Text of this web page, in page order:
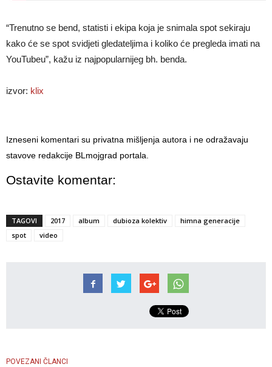
“Trenutno se bend, statisti i ekipa koja je snimala spot sekiraju
kako će se spot svidjeti gledateljima i koliko će pregleda imati na
YouTubeu”, kažu iz najpopularnijeg bh. benda.
izvor: klix
Izneseni komentari su privatna mišljenja autora i ne odražavaju
stavove redakcije BLmojgrad portala.
Ostavite komentar:
TAGOVI 2017 album dubioza kolektiv
himna generacije
spot
video
POVEZANI ČLANCI